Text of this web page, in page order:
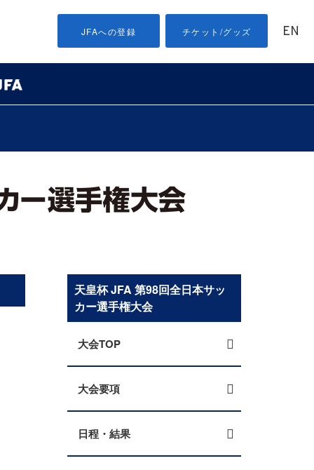
JFAへの登録 チケット/グッズ EN
天皇杯 JFA 第98回全日本サッ
カー選手権大会
大会TOP
大会要項
日程・結果